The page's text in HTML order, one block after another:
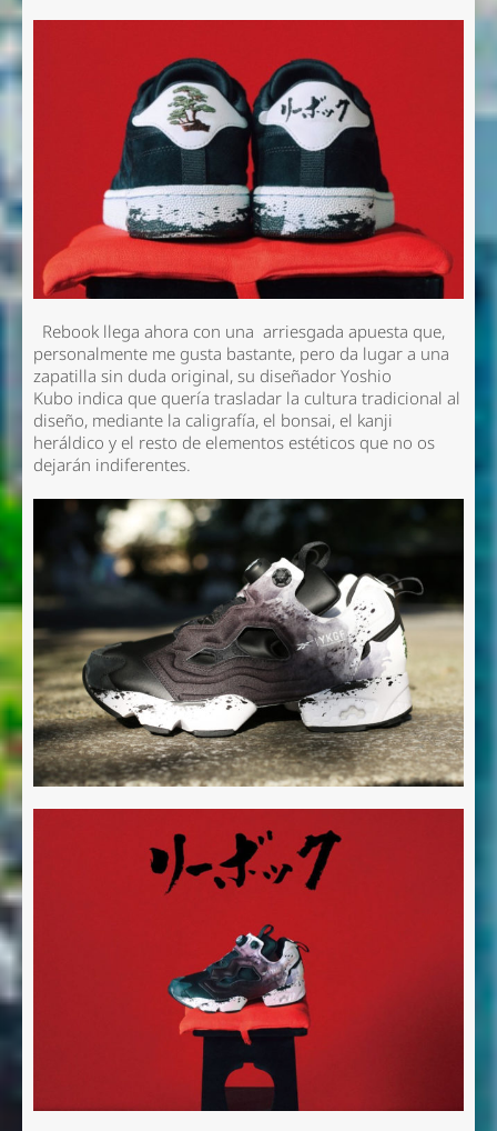
Rebook llega ahora con una arriesgada apuesta que,
personalmente me gusta bastante, pero da lugar a una
zapatilla sin duda original, su diseñadorYoshio
Kubo indica que quería trasladar la cultura tradicional al
diseño, mediante la caligrafía, el bonsai, el kanji
heráldico y el resto de elementos estéticos que no os
dejarán indiferentes.